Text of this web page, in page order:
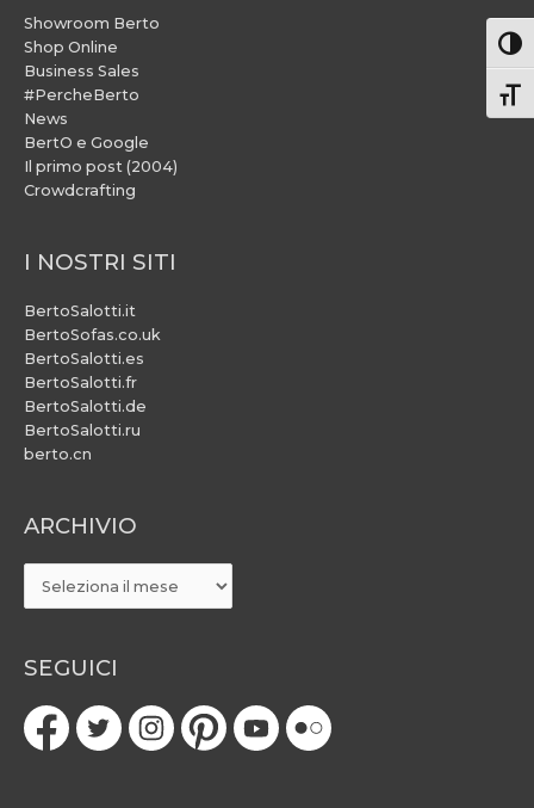
Showroom Berto
Shop Online
Business Sales
#PercheBerto
News
BertO e Google
Il primo post (2004)
Crowdcrafting
I NOSTRI SITI
BertoSalotti.it
BertoSofas.co.uk
BertoSalotti.es
BertoSalotti.fr
BertoSalotti.de
BertoSalotti.ru
berto.cn
ARCHIVIO
ARCHIVIO
SEGUICI